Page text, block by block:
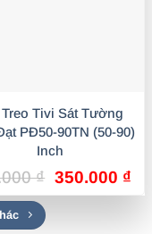
Tivi Sát Tường
PĐ50-90TN (50-90)
Inch
₫ Giá
gốc
350.000 ₫